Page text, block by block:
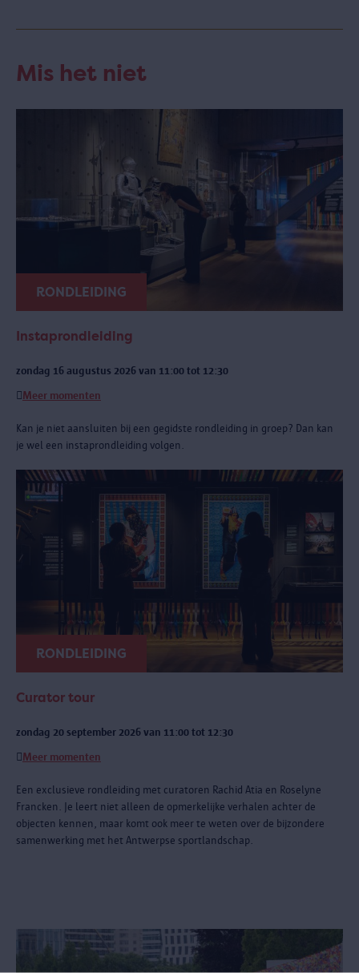
Mis het niet
RONDLEIDING
Instaprondleiding
zondag 16 augustus 2026 van 11:00 tot 12:30
Meer momenten
Kan je niet aansluiten bij een gegidste rondleiding in groep? Dan kan
je wel een instaprondleiding volgen.
RONDLEIDING
Curator tour
zondag 20 september 2026 van 11:00 tot 12:30
Meer momenten
Een exclusieve rondleiding met curatoren Rachid Atia en Roselyne
Francken. Je leert niet alleen de opmerkelijke verhalen achter de
objecten kennen, maar komt ook meer te weten over de bijzondere
samenwerking met het Antwerpse sportlandschap.